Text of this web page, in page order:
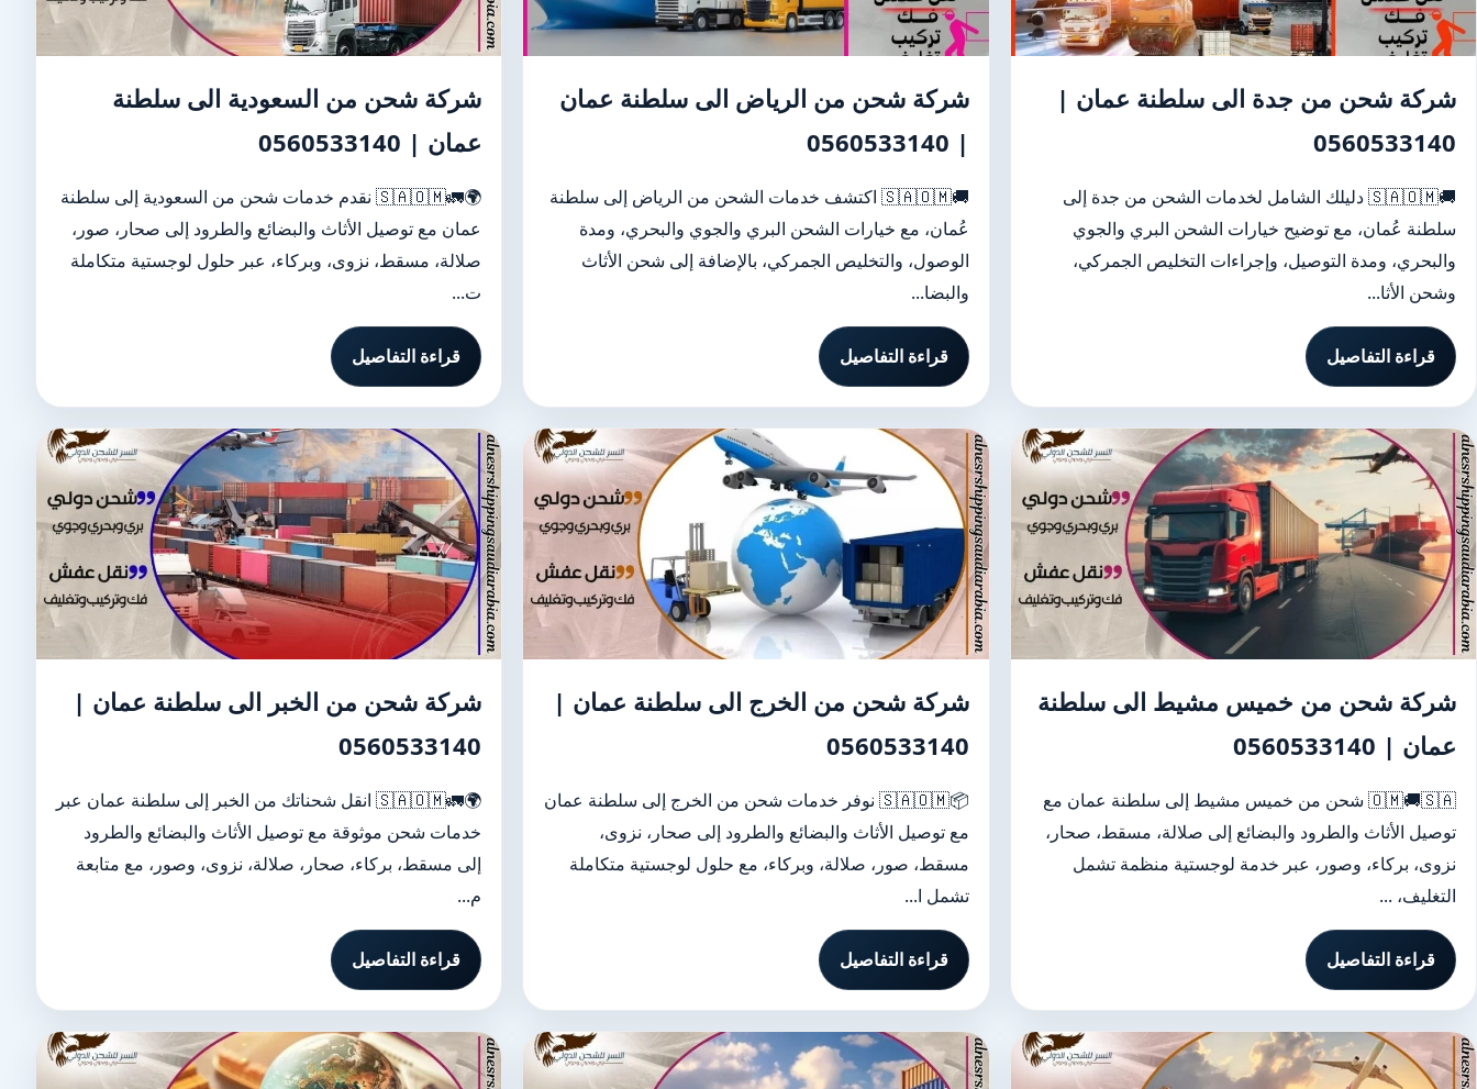
شركة شحن من جدة الى سلطنة عمان |
0560533140
🚚🇸🇦🇴🇲 دليلك الشامل لخدمات الشحن من جدة إلى
سلطنة عُمان، مع توضيح خيارات الشحن البري والجوي
والبحري، ومدة التوصيل، وإجراءات التخليص الجمركي،
وشحن الأثا...
قراءة التفاصيل
شركة شحن من الرياض الى سلطنة عمان
| 0560533140
🚚🇸🇦🇴🇲 اكتشف خدمات الشحن من الرياض إلى سلطنة
عُمان، مع خيارات الشحن البري والجوي والبحري، ومدة
الوصول، والتخليص الجمركي، بالإضافة إلى شحن الأثاث
والبضا...
قراءة التفاصيل
شركة شحن من السعودية الى سلطنة
عمان | 0560533140
🌍🚛🇸🇦🇴🇲 نقدم خدمات شحن من السعودية إلى سلطنة
عمان مع توصيل الأثاث والبضائع والطرود إلى صحار، صور،
صلالة، مسقط، نزوى، وبركاء، عبر حلول لوجستية متكاملة
ت...
قراءة التفاصيل
شركة شحن من خميس مشيط الى سلطنة
عمان | 0560533140
🇴🇲🚚🇸🇦 شحن من خميس مشيط إلى سلطنة عمان مع
توصيل الأثاث والطرود والبضائع إلى صلالة، مسقط، صحار،
نزوى، بركاء، وصور، عبر خدمة لوجستية منظمة تشمل
التغليف، ...
قراءة التفاصيل
شركة شحن من الخرج الى سلطنة عمان |
0560533140
📦🇸🇦🇴🇲 نوفر خدمات شحن من الخرج إلى سلطنة عمان
مع توصيل الأثاث والبضائع والطرود إلى صحار، نزوى،
مسقط، صور، صلالة، وبركاء، مع حلول لوجستية متكاملة
تشمل ا...
قراءة التفاصيل
شركة شحن من الخبر الى سلطنة عمان |
0560533140
🌍🚛🇸🇦🇴🇲 انقل شحناتك من الخبر إلى سلطنة عمان عبر
خدمات شحن موثوقة مع توصيل الأثاث والبضائع والطرود
إلى مسقط، بركاء، صحار، صلالة، نزوى، وصور، مع متابعة
م...
قراءة التفاصيل